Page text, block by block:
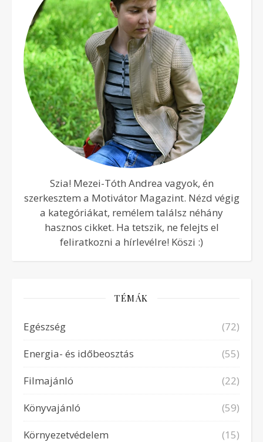
Szia! Mezei-Tóth Andrea vagyok, én
szerkesztem a Motivátor Magazint. Nézd végig
a kategóriákat, remélem találsz néhány
hasznos cikket. Ha tetszik, ne felejts el
feliratkozni a hírlevélre! Köszi :)
TÉMÁK
Egészség
(72)
Energia- és időbeosztás
(55)
Filmajánló
(22)
Könyvajánló
(59)
Környezetvédelem
(15)